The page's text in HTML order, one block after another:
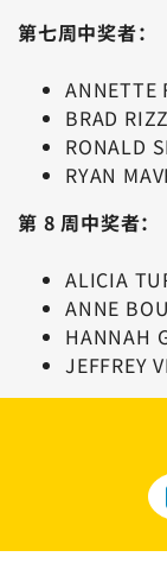
第七周中奖者：
ANNETTE
BRAD
RONALD
RYAN
第 8 周中奖者：
ALICIA
ANNE
HANNAH
JEFFREY